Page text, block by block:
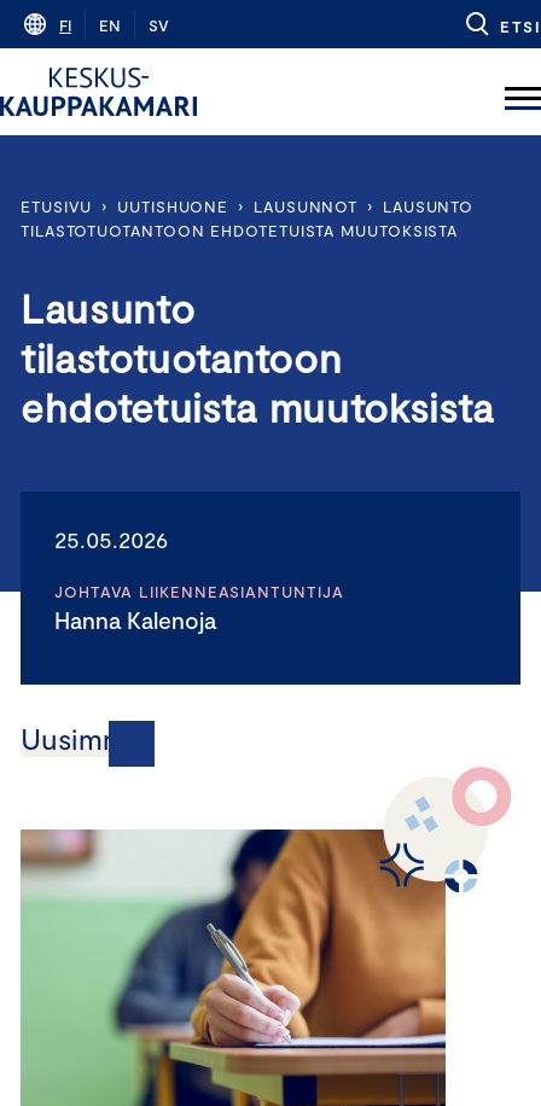
Skip
content
FI EN SV ETSI
ETUSIVU › UUTISHUONE › LAUSUNNOT ›
LAUSUNTO
TILASTOTUOTANTOON EHDOTETUISTA MUUTOKSISTA
Lausunto
tilastotuotantoon
ehdotetuista muutoksista
25.05.2026
JOHTAVA LIIKENNEASIANTUNTIJA
Hanna Kalenoja
Uusimmat